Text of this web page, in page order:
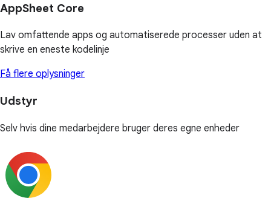
AppSheet Core
Lav omfattende apps og automatiserede processer uden at
skrive en eneste kodelinje
Få flere oplysninger
Udstyr
Selv hvis dine medarbejdere bruger deres egne enheder